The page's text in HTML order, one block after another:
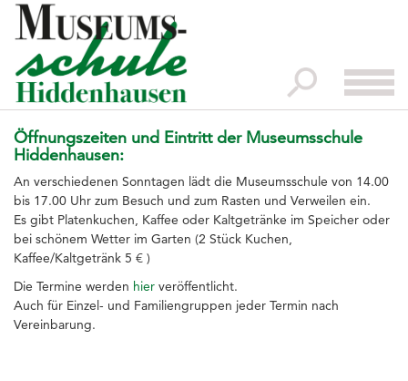
Startseite
Impressionen
Kontakt
Der Vorstand
Verein
Speicher
Museumsladen
Öffnungszeiten und Eintritt der Museumsschule
Hiddenhausen:
An verschiedenen Sonntagen lädt die Museumsschule von 14.00
bis 17.00 Uhr zum Besuch und zum Rasten und Verweilen ein.
Es gibt Platenkuchen, Kaffee oder Kaltgetränke im Speicher oder
bei schönem Wetter im Garten (2 Stück Kuchen,
Kaffee/Kaltgetränk 5 € )
Die Termine werden hier veröffentlicht.
Auch für Einzel- und Familiengruppen jeder Termin nach
Vereinbarung.